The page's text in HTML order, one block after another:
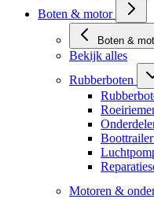
Boten & motor
Boten &
Bekijk alles
Rubberboten
Motoren &